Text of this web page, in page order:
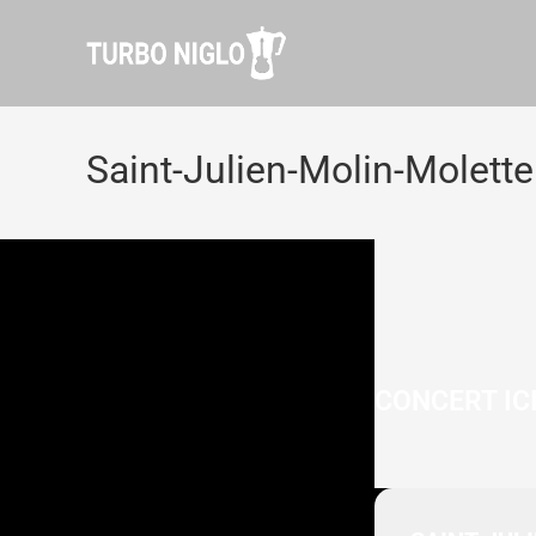
Saint-Julien-Molin-Molette